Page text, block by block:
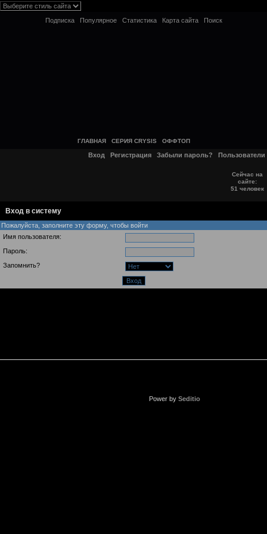
Подписка Популярное Статистика Карта сайта Поиск
ГЛАВНАЯ СЕРИЯ CRYSIS ОФФТОП
Вход Регистрация Забыли пароль? Пользователи
Сейчас на
сайте:
51 человек
Вход в систему
Пожалуйста, заполните эту форму, чтобы войти
Имя пользователя:
Пароль:
Запомнить?
Power by Seditio